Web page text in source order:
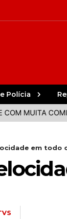
Polícia
COMIDA E
em todo